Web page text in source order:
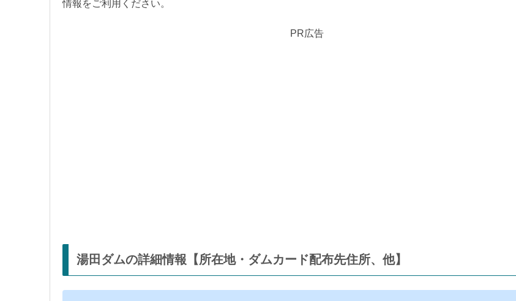
情報をご利用ください。
PR広告
湯田ダムの詳細情報【所在地・ダムカード配布先住所、他】